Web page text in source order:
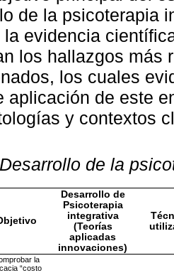
de la psicoterapia
la evidencia
los hallazgos más
los cuales
aplicación de este
y contextos
Desarrollo de la
Desarrollo de
Psicoterapia
integrativa
(Teorías
aplicadas
innovaciones)
la
“costo